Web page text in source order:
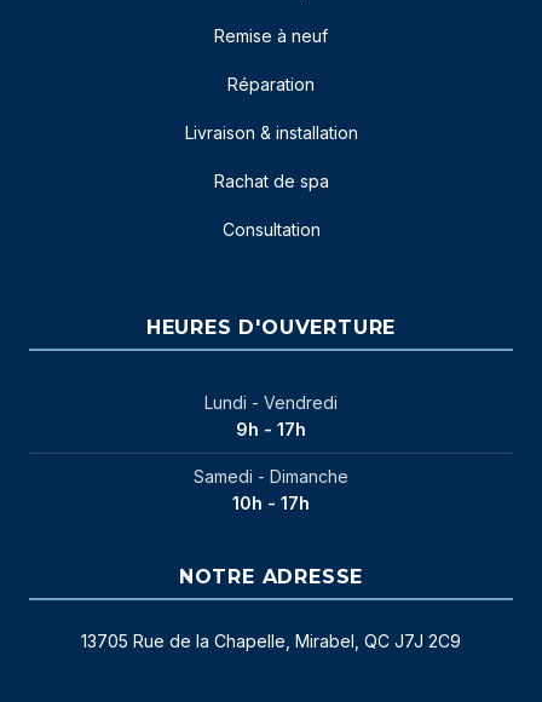
Remise à neuf
Réparation
Livraison & installation
Rachat de spa
Consultation
HEURES D'OUVERTURE
Lundi - Vendredi
9h - 17h
Samedi - Dimanche
10h - 17h
NOTRE ADRESSE
13705 Rue de la Chapelle, Mirabel, QC J7J 2C9